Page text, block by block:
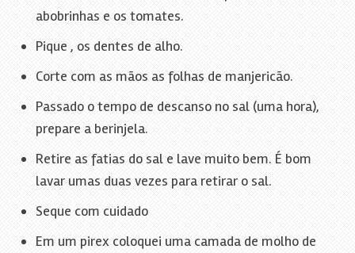
abobrinhas e os tomates.
Pique , os dentes de alho.
Corte com as mãos as folhas de manjericão.
Passado o tempo de descanso no sal (uma hora),
prepare a berinjela.
Retire as fatias do sal e lave muito bem. É bom
lavar umas duas vezes para retirar o sal.
Seque com cuidado
Em um pirex coloquei uma camada de molho de